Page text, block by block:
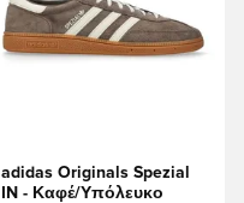
adidas Originals Spezial
IN - Καφέ/Υπόλευκο